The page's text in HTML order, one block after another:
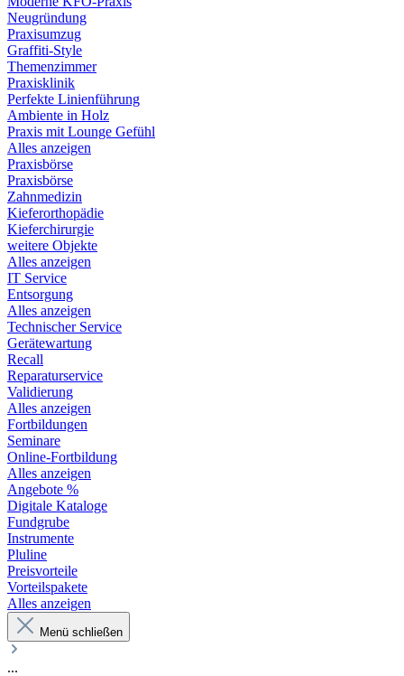
Neugründung
Praxisumzug
Graffiti-Style
Themenzimmer
Praxisklinik
Perfekte Linienführung
Ambiente in Holz
Praxis mit Lounge Gefühl
Alles anzeigen
Praxisbörse
Praxisbörse
Zahnmedizin
Kieferorthopädie
Kieferchirurgie
weitere Objekte
Alles anzeigen
IT Service
Entsorgung
Alles anzeigen
Technischer Service
Gerätewartung
Recall
Reparaturservice
Validierung
Alles anzeigen
Fortbildungen
Seminare
Online-Fortbildung
Alles anzeigen
Angebote %
Digitale Kataloge
Fundgrube
Instrumente
Pluline
Preisvorteile
Vorteilspakete
Alles anzeigen
Menü schließen
...